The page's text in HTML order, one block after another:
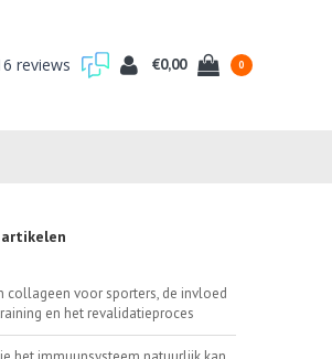
reviews €0,00 0
collageen voor sporters, de invloed
en het revalidatieproces